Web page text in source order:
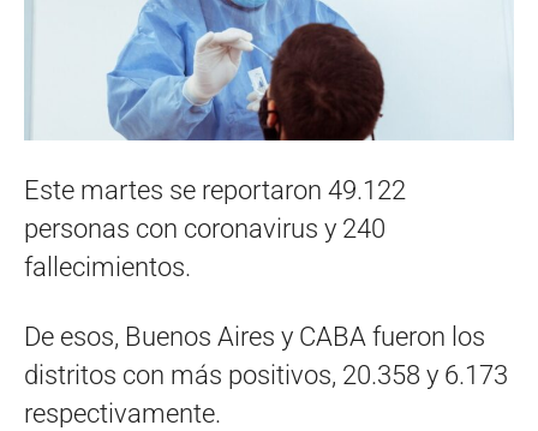
Este martes se reportaron 49.122
personas con coronavirus y 240
fallecimientos.
De esos, Buenos Aires y CABA fueron los
distritos con más positivos, 20.358 y 6.173
respectivamente.